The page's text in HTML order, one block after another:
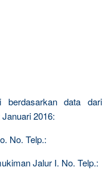
berdasarkan data dari
2016:
No. Telp.:
Jalur I. No. Telp.: